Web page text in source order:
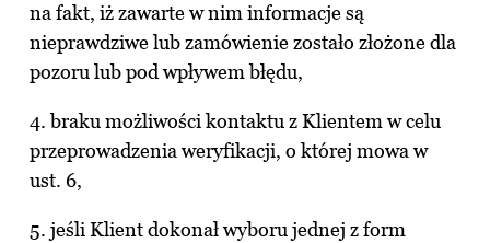
na fakt, iż zawarte w nim informacje są
nieprawdziwe lub zamówienie zostało złożone dla
pozoru lub pod wpływem błędu,
4. braku możliwości kontaktu z Klientem w celu
przeprowadzenia weryfikacji, o której mowa w
ust. 6,
5. jeśli Klient dokonał wyboru jednej z form